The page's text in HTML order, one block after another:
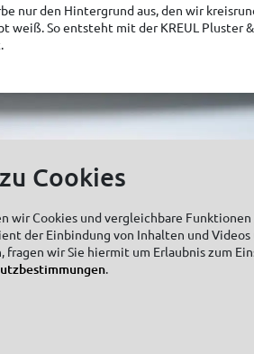
nur den Hintergrund aus, den wir
weiß. So entsteht mit der KREUL Pluster
Cookies
wir Cookies und vergleichbare
der Einbindung von Inhalten und
fragen wir Sie hiermit um Erlaubnis zum
.